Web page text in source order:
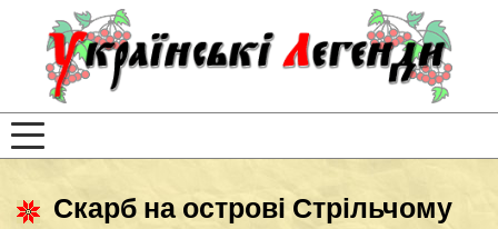
Скарб на острові Стрільчому